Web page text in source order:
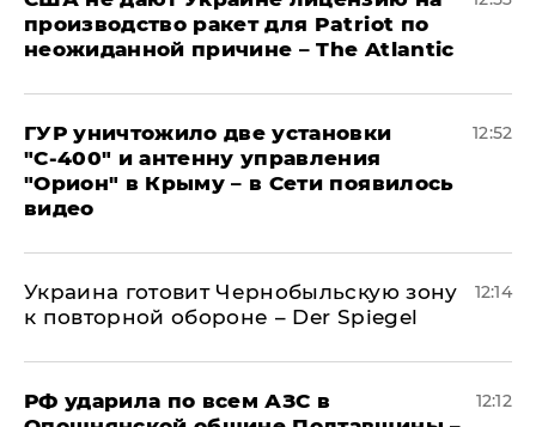
производство ракет для Patriot по
неожиданной причине – The Atlantic
ГУР уничтожило две установки
"С‑400" и антенну управления
"Орион" в Крыму – в Сети появилось
видео
12:52
Украина готовит Чернобыльскую зону
к повторной обороне – Der Spiegel
12:14
РФ ударила по всем АЗС в
12:12